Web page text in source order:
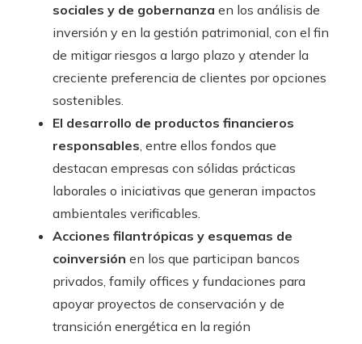
sociales y de gobernanza en los análisis de
inversión y en la gestión patrimonial, con el fin
de mitigar riesgos a largo plazo y atender la
creciente preferencia de clientes por opciones
sostenibles.
El desarrollo de productos financieros
responsables , entre ellos fondos que
destacan empresas con sólidas prácticas
laborales o iniciativas que generan impactos
ambientales verificables.
Acciones filantrópicas y esquemas de
coinversión en los que participan bancos
privados, family offices y fundaciones para
apoyar proyectos de conservación y de
transición energética en la región